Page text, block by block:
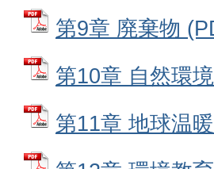
第9章 廃棄物
第10章 自然環
第11章 地球温